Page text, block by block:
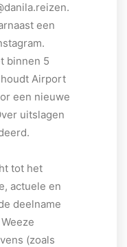
een
binnen 5
Airport
een nieuwe
uitslagen
tot het
actuele en
deelname
(zoals